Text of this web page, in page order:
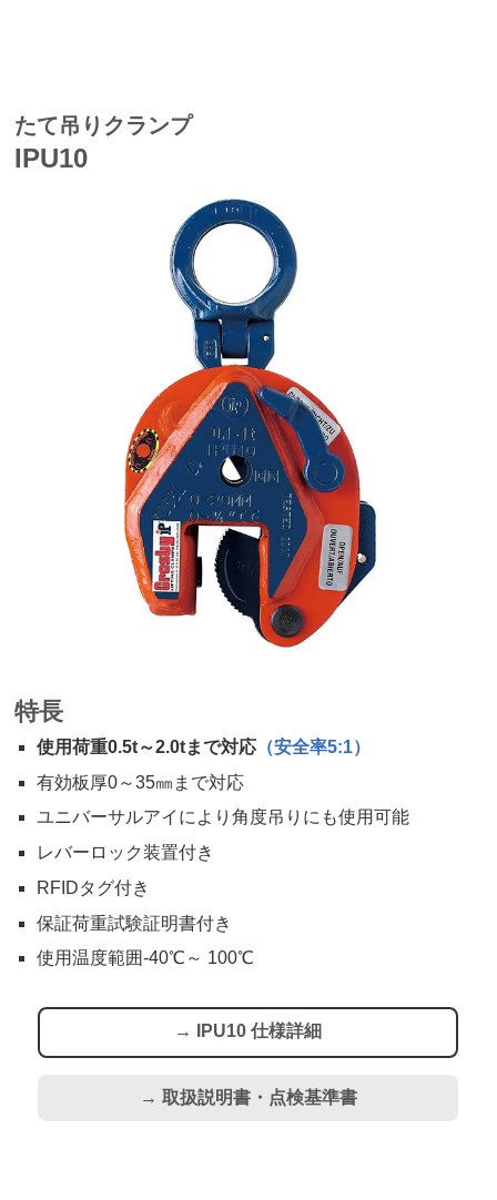
たて吊りクランプ
IPU10
特長
使用荷重0.5t～2.0tまで対応 （安全率5:1）
有効板厚0～35㎜まで対応
ユニバーサルアイにより角度吊りにも使用可能
レバーロック装置付き
RFIDタグ付き
保証荷重試験証明書付き
使用温度範囲-40℃～ 100℃
→ IPU10 仕様詳細
→ 取扱説明書・点検基準書